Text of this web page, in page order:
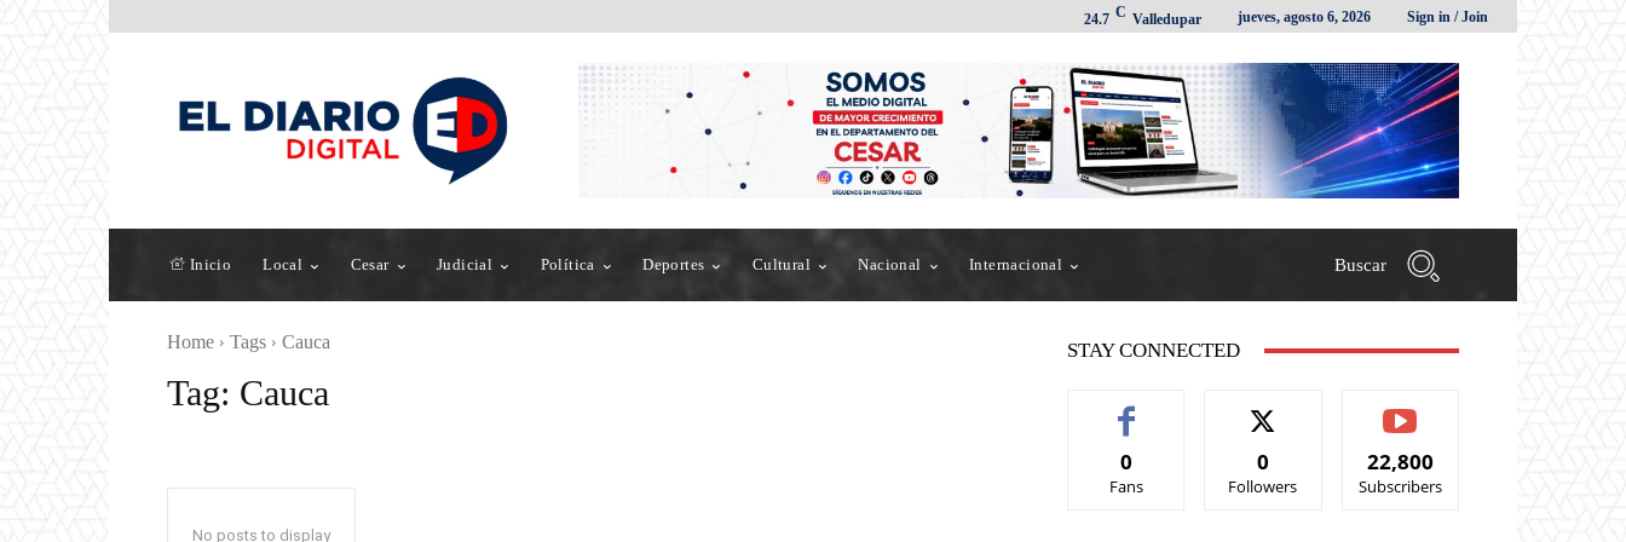
24.7 C Valledupar jueves, agosto 6, 2026 Sign in / Join
Inicio Local Cesar Judicial Política Deportes Cultural Nacional Internacional Buscar
Home Tags Cauca
Tag: Cauca
No posts to display
STAY CONNECTED
0
Fans
0
Followers
22,800
Subscribers